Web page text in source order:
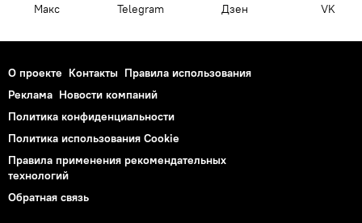
Макс Telegram Дзен VK
О проекте Контакты Правила использования
Реклама Новости компаний
Политика конфиденциальности
Политика использования Cookie
Правила применения рекомендательных
технологий
Обратная связь